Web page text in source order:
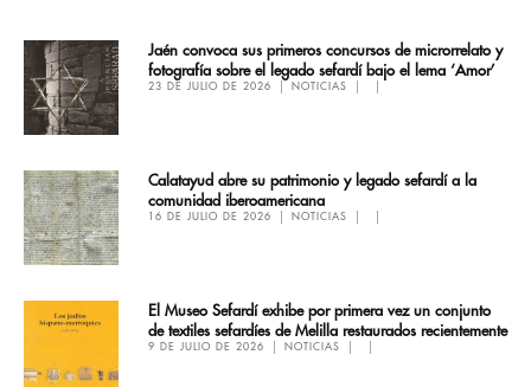
Jaén convoca sus primeros concursos de microrrelato y
fotografía sobre el legado sefardí bajo el lema ‘Amor’
23 DE JULIO DE 2026 NOTICIAS
Calatayud abre su patrimonio y legado sefardí a la
comunidad iberoamericana
16 DE JULIO DE 2026 NOTICIAS
El Museo Sefardí exhibe por primera vez un conjunto
de textiles sefardíes de Melilla restaurados recientemente
9 DE JULIO DE 2026 NOTICIAS